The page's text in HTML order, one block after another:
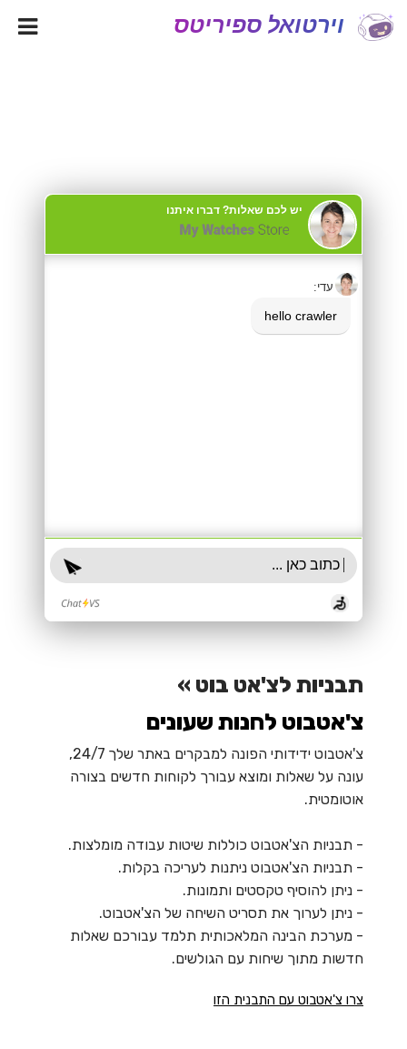
וירטואל ספיריטס
תבניות לצ'אט בוט »
צ'אטבוט לחנות שעונים
צ'אטבוט ידידותי הפונה למבקרים באתר שלך 24/7,
עונה על שאלות ומוצא עבורך לקוחות חדשים בצורה
אוטומטית.
- תבניות הצ'אטבוט כוללות שיטות עבודה מומלצות.
- תבניות הצ'אטבוט ניתנות לעריכה בקלות.
- ניתן להוסיף טקסטים ותמונות.
- ניתן לערוך את תסריט השיחה של הצ'אטבוט.
- מערכת הבינה המלאכותית תלמד עבורכם שאלות
חדשות מתוך שיחות עם הגולשים.
צרו צ'אטבוט עם התבנית הזו